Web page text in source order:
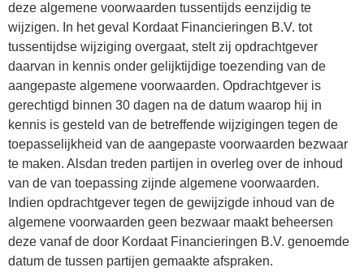
deze algemene voorwaarden tussentijds eenzijdig te
wijzigen. In het geval Kordaat Financieringen B.V. tot
tussentijdse wijziging overgaat, stelt zij opdrachtgever
daarvan in kennis onder gelijktijdige toezending van de
aangepaste algemene voorwaarden. Opdrachtgever is
gerechtigd binnen 30 dagen na de datum waarop hij in
kennis is gesteld van de betreffende wijzigingen tegen de
toepasselijkheid van de aangepaste voorwaarden bezwaar
te maken. Alsdan treden partijen in overleg over de inhoud
van de van toepassing zijnde algemene voorwaarden.
Indien opdrachtgever tegen de gewijzigde inhoud van de
algemene voorwaarden geen bezwaar maakt beheersen
deze vanaf de door Kordaat Financieringen B.V. genoemde
datum de tussen partijen gemaakte afspraken.